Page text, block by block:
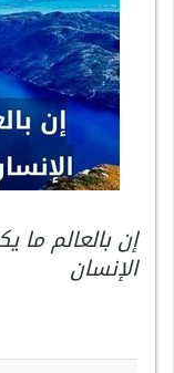
إن بالعالم ما
الإنسان